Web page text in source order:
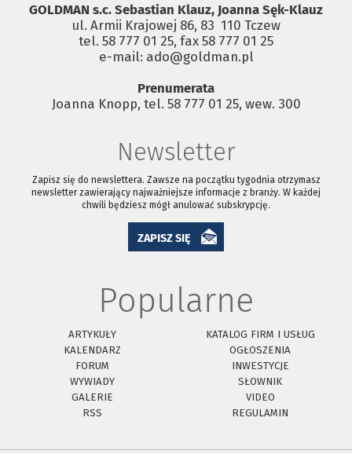
GOLDMAN s.c. Sebastian Klauz, Joanna Sęk-Klauz
ul. Armii Krajowej 86, 83 ­ 110 Tczew
tel. 58 777 01 25, fax 58 777 01 25
e-mail: ado@goldman.pl
Prenumerata
Joanna Knopp, tel. 58 777 01 25, wew. 300
Newsletter
Zapisz się do newslettera. Zawsze na początku tygodnia otrzymasz
newsletter zawierający najważniejsze informacje z branży. W każdej
chwili będziesz mógł anulować subskrypcję.
ZAPISZ SIĘ
Popularne
ARTYKUŁY
KATALOG FIRM I USŁUG
KALENDARZ
OGŁOSZENIA
FORUM
INWESTYCJE
WYWIADY
SŁOWNIK
GALERIE
VIDEO
RSS
REGULAMIN